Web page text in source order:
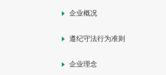
企业概况
遵纪守法行为准则
企业理念